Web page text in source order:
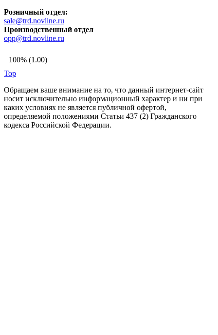
Розничный отдел:
sale@trd.novline.ru
Производственный отдел
opp@trd.novline.ru
100% (1.00)
Top
Обращаем ваше внимание на то, что данный интернет-сайт
носит исключительно информационный характер и ни при
каких условиях не является публичной офертой,
определяемой положениями Статьи 437 (2) Гражданского
кодекса Российской Федерации.